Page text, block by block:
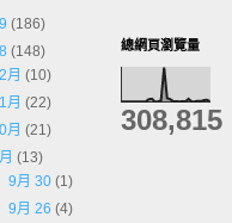
(186)
(148)
月(10)
月(22)
月(21)
(13)
9月 30 (1)
9月 26 (4)
總網頁瀏覽量
308,815